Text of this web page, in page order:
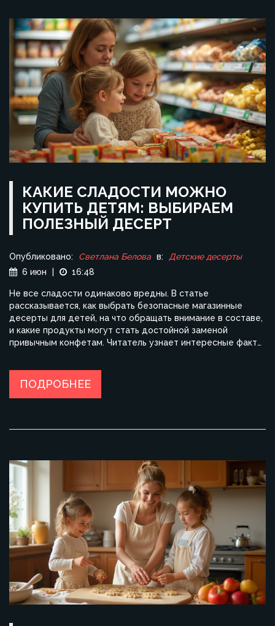
КАКИЕ СЛАДОСТИ МОЖНО
КУПИТЬ ДЕТЯМ: ВЫБИРАЕМ
ПОЛЕЗНЫЙ ДЕСЕРТ
Опубликовано: Светлана Белова в:
Детские десерты
6 июн
16:48
Не все сладости одинаково вредны. В статье
рассказывается, как выбрать безопасные магазинные
десерты для детей, на что обращать внимание в составе,
и какие продукты могут стать достойной заменой
привычным конфетам. Читатель узнает интересные факты
этикеток. Материал основан на личном опыте и последних
рекомендациях специалистов по питанию.
ПОДРОБНЕЕ